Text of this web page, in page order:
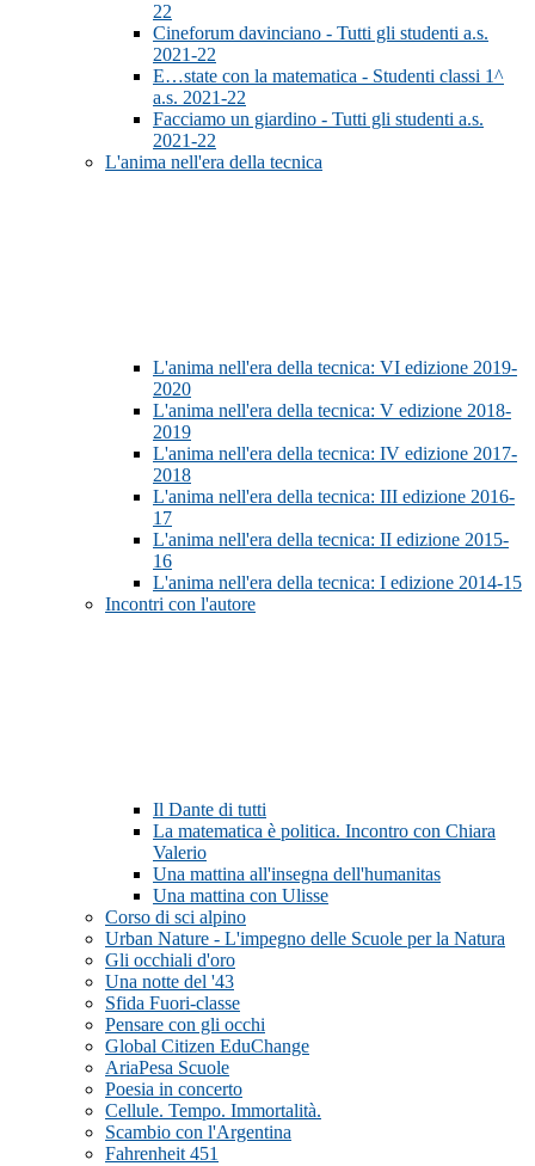
22
Cineforum davinciano - Tutti gli studenti a.s.
2021-22
E…state con la matematica - Studenti classi 1^
a.s. 2021-22
Facciamo un giardino - Tutti gli studenti a.s.
2021-22
L'anima nell'era della tecnica
L'anima nell'era della tecnica: VI edizione 2019-
2020
L'anima nell'era della tecnica: V edizione 2018-
2019
L'anima nell'era della tecnica: IV edizione 2017-
2018
L'anima nell'era della tecnica: III edizione 2016-
17
L'anima nell'era della tecnica: II edizione 2015-
16
L'anima nell'era della tecnica: I edizione 2014-15
Incontri con l'autore
Il Dante di tutti
La matematica è politica. Incontro con Chiara
Valerio
Una mattina all'insegna dell'humanitas
Una mattina con Ulisse
Corso di sci alpino
Urban Nature - L'impegno delle Scuole per la Natura
Gli occhiali d'oro
Una notte del '43
Sfida Fuori-classe
Pensare con gli occhi
Global Citizen EduChange
AriaPesa Scuole
Poesia in concerto
Cellule. Tempo. Immortalità.
Scambio con l'Argentina
Fahrenheit 451